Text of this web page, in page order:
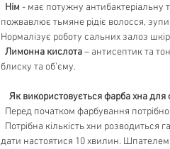
Нім - має потужну антибактеріальну
пожвавлює тьмяне рідіє волосся,
Нормалізує роботу сальних залоз
Лимонна кислота– антисептик та
блиску та об'єму.
Як використовується фарба хна
Перед початком фарбування
Потрібна кількість хни розводиться
дати настоятися 10 хвилин. Шпателем